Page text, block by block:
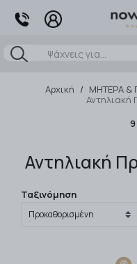
Αρχική / ΜΗΤΕΡΑ &
9
Αντηλιακή
Ταξινόμηση